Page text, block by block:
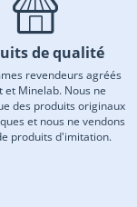
de qualité
revendeurs agréés
et Minelab. Nous ne
des produits originaux
et nous ne vendons
produits d'imitation.